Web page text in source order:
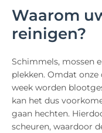
Waarom
reinigen?
Schimmels, mossen
plekken. Omdat onze
week worden
kan het dus
gaan hechten.
scheuren, waardoor